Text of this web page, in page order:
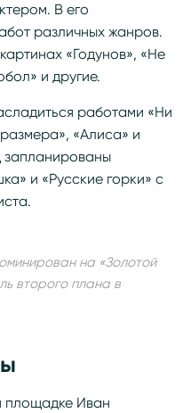
В его
различных жанров.
«Годунов», «Не
и другие.
работами «Ни
«Алиса» и
запланированы
и «Русские горки» с
на «Золотой
второго плана в
площадке Иван